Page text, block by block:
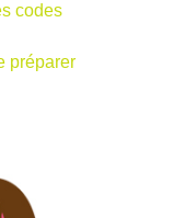
codes
préparer